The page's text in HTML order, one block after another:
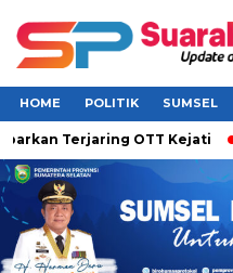
HOME POLITIK SUMSEL
Terjaring OTT Kejati